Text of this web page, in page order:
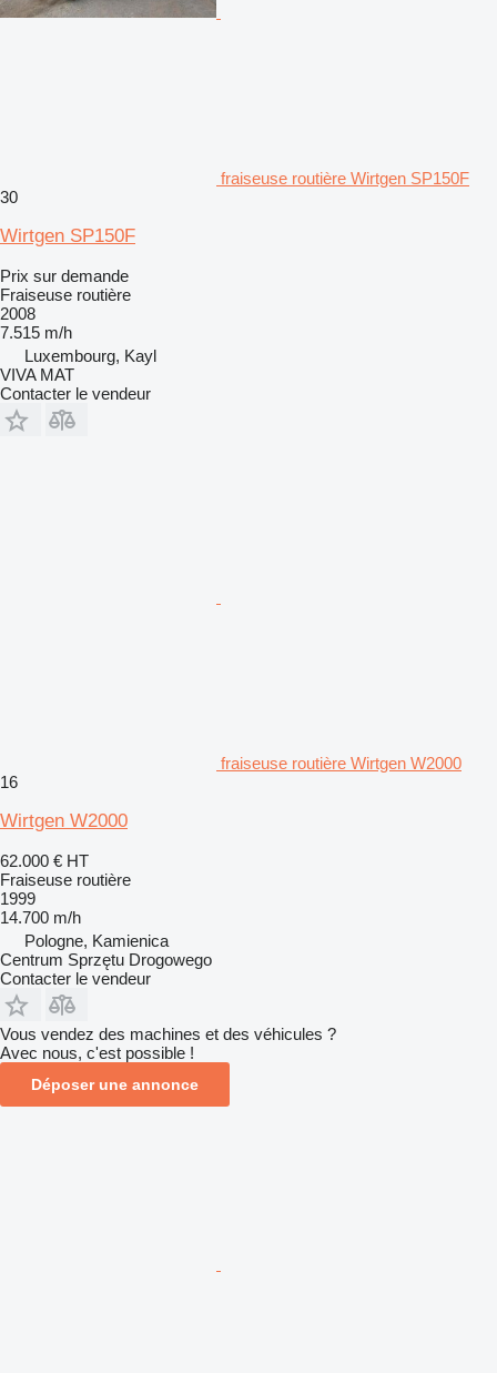
fraiseuse routière Wirtgen SP150F
30
Wirtgen SP150F
Prix sur demande
Fraiseuse routière
2008
7.515 m/h
Luxembourg, Kayl
VIVA MAT
Contacter le vendeur
fraiseuse routière Wirtgen W2000
16
Wirtgen W2000
62.000 € HT
Fraiseuse routière
1999
14.700 m/h
Pologne, Kamienica
Centrum Sprzętu Drogowego
Contacter le vendeur
Vous vendez des machines et des véhicules ?
Avec nous, c'est possible !
Déposer une annonce